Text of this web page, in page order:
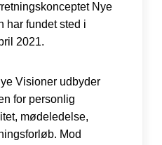
Nye
har fundet sted i
2021.
Visioner udbyder
for personlig
mødeledelse,
Mod